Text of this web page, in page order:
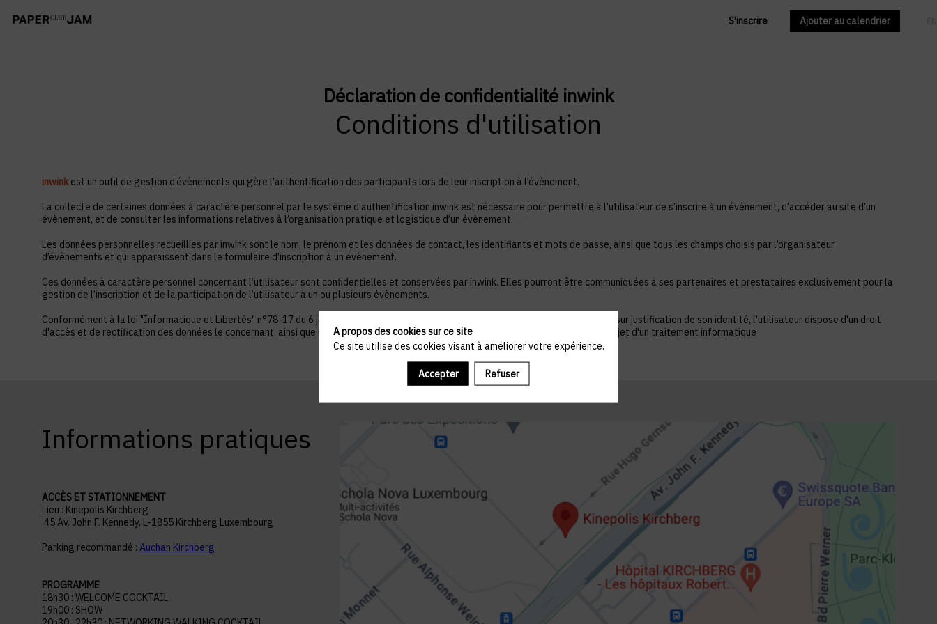
S'inscrire Ajouter au calendrier
Déclaration de confidentialité inwink
Conditions d'utilisation
inwink est un outil de gestion d’évènements qui gère l’authentification des participants lors de leur inscription à l’évènement.
La collecte de certaines données à caractère personnel par le système d’authentification inwink est nécessaire pour permettre à l’utilisateur de s’inscrire à un évènement, d’accéder au site d’un
évènement, et de consulter les informations relatives à l’organisation pratique et logistique d’un évènement.
Les données personnelles recueillies par inwink sont le nom, le prénom et les données de contact, les identifiants et mots de passe, ainsi que tous les champs choisis par l’organisateur
d’évènements et qui apparaissent dans le formulaire d’inscription à un évènement.
Ces données à caractère personnel concernant l’utilisateur sont confidentielles et conservées par inwink. Elles pourront être communiquées à ses partenaires et prestataires exclusivement pour la
gestion de l’inscription et de la participation de l’utilisateur à un ou plusieurs évènements.
Conformément à la loi "Informatique et Libertés" n°78-17 du 6 janvier 1978 telle que modifiée par la loi n°2004-801 du 6 août 2004, sur justification de son identité, l’utilisateur dispose d'un droit
d'accès et de rectification des données le concernant, ainsi que du droit de s’opposer à ce que les données le concernant fassent l'objet d'un traitement informatique
Informations pratiques
ACCÈS ET STATIONNEMENT
Lieu : Kinepolis Kirchberg
45 Av. John F. Kennedy, L-1855 Kirchberg Luxembourg
Parking recommandé : Auchan Kirchberg
PROGRAMME
18h30 : WELCOME COCKTAIL
19h00 : SHOW
A propos des cookies sur ce site
Ce site utilise des cookies visant à améliorer votre expérience.
Accepter Refuser